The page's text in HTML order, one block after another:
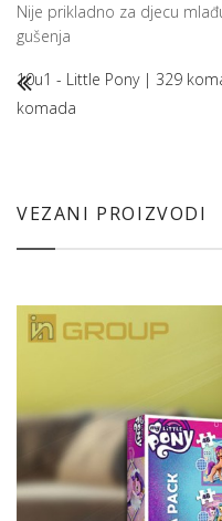
Nije prikladno za djecu
gušenja
10u1 - Little Pony | 329
komada
VEZANI PROIZVODI